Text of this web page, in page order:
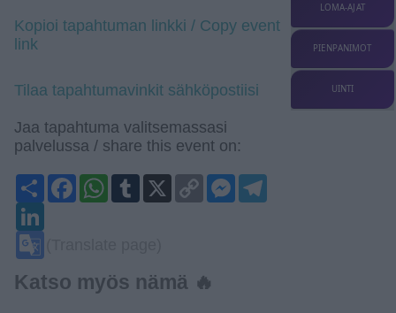
Kopioi tapahtuman linkki / Copy event
link
Tilaa tapahtumavinkit sähköpostiisi
Jaa tapahtuma valitsemassasi
palvelussa / share this event on:
ShareFacebook
WhatsApp
Tumblr
Copy
Link
Messenger
Katso myös nämä 🔥
LOMA-AJAT
PIENPANIMOT
UINTI